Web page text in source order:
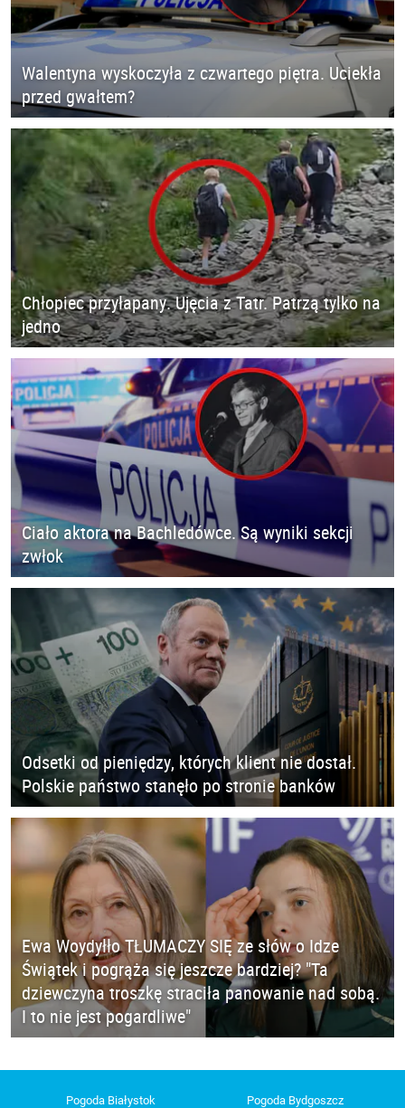
Walentyna wyskoczyła z czwartego piętra. Uciekła
przed gwałtem?
Chłopiec przyłapany. Ujęcia z Tatr. Patrzą tylko na
jedno
Ciało aktora na Bachledówce. Są wyniki sekcji
zwłok
Odsetki od pieniędzy, których klient nie dostał.
Polskie państwo stanęło po stronie banków
Ewa Woydyłło TŁUMACZY SIĘ ze słów o Idze
Świątek i pogrąża się jeszcze bardziej? "Ta
dziewczyna troszkę straciła panowanie nad sobą.
I to nie jest pogardliwe"
Pogoda Białystok Pogoda Bydgoszcz